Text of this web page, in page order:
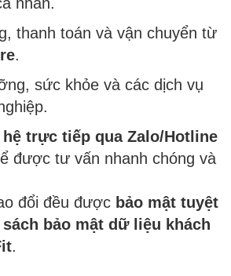
thanh toán và vận chuyển từ
.
sức khỏe và các dịch vụ
hệ trực tiếp qua Zalo/Hotline
được tư vấn nhanh chóng và
đổi đều được bảo mật tuyệt
bảo mật dữ liệu khách
.